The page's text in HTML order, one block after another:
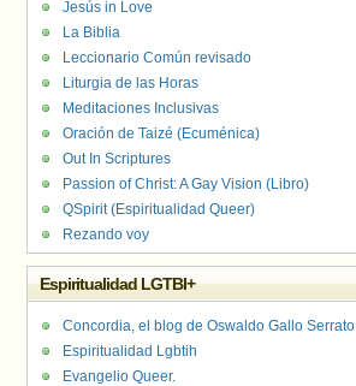
Jesús in Love
La Biblia
Leccionario Común revisado
Liturgia de las Horas
Meditaciones Inclusivas
Oración de Taizé (Ecuménica)
Out In Scriptures
Passion of Christ: A Gay Vision (Libro)
QSpirit (Espiritualidad Queer)
Rezando voy
Espiritualidad LGTBI+
Concordia, el blog de Oswaldo Gallo Serrato
Espiritualidad Lgbtih
Evangelio Queer.